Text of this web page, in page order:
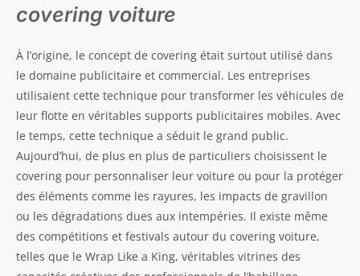
covering voiture
À l’origine, le concept de covering était surtout utilisé dans
le domaine publicitaire et commercial. Les entreprises
utilisaient cette technique pour transformer les véhicules de
leur flotte en véritables supports publicitaires mobiles. Avec
le temps, cette technique a séduit le grand public.
Aujourd’hui, de plus en plus de particuliers choisissent le
covering pour personnaliser leur voiture ou pour la protéger
des éléments comme les rayures, les impacts de gravillon
ou les dégradations dues aux intempéries. Il existe même
des compétitions et festivals autour du covering voiture,
telles que le Wrap Like a King, véritables vitrines des